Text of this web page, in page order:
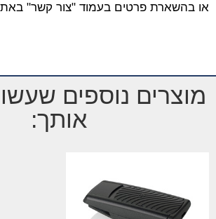
או בהשארת פרטים בעמוד "צור קשר"
מוצרים נוספים
אותך: